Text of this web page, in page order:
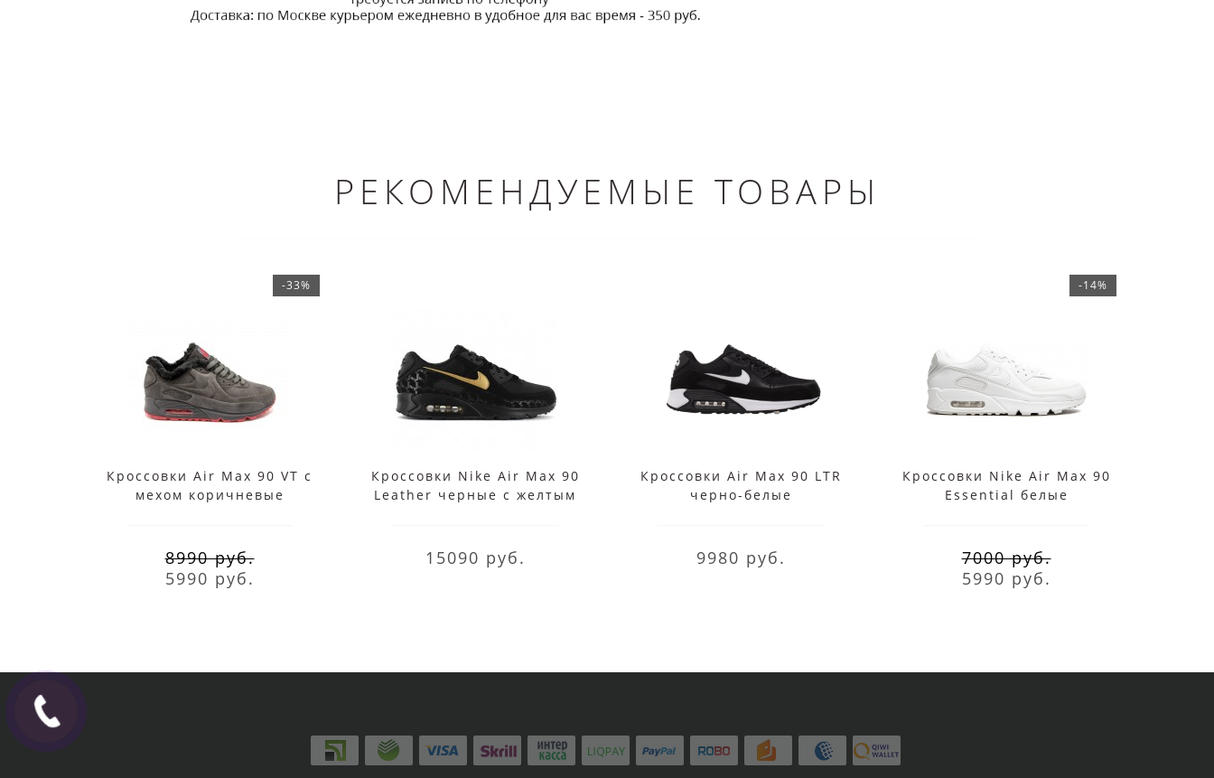
РЕКОМЕНДУЕМЫЕ ТОВАРЫ
-33%
Кроссовки Air Max 90 VT с
мехом коричневые
8990 руб.
5990 руб.
Кроссовки Nike Air Max 90
Leather черные с желтым
15090 руб.
Кроссовки Air Max 90 LTR
черно-белые
9980 руб.
-14%
Кроссовки Nike Air Max 90
Essential белые
7000 руб.
5990 руб.